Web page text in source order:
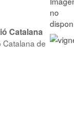
Catalana
Catalana de